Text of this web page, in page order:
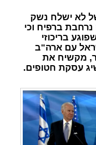
לא ישלח נשק
ברפיח וכי
בריכוזי
עם ארה"ב
מקשיח את
עסקת חטופים.